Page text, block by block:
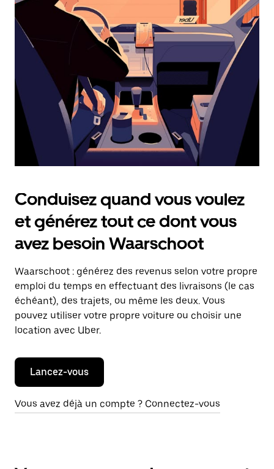
une
date.
Appuyez
sur
touche
pour
fermer
le
calendrier.
Conduisez quand vous voulez
et générez tout ce dont vous
avez besoin Waarschoot
Waarschoot : générez des revenus selon votre propre
emploi du temps en effectuant des livraisons (le cas
échéant), des trajets, ou même les deux. Vous
pouvez utiliser votre propre voiture ou choisir une
location avec Uber.
Lancez-vous
Vous avez déjà un compte ? Connectez-vous